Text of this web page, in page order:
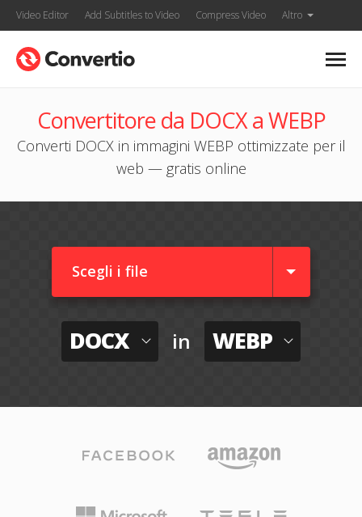
Video Editor Add Subtitles to Video Compress Video Altro
Convertitore da DOCX a WEBP
Converti DOCX in immagini WEBP ottimizzate per il
web — gratis online
Scegli i file
DOCX in WEBP